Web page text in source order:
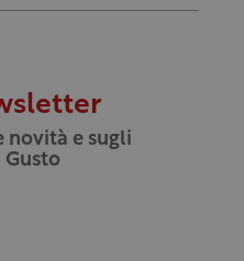
novità e sugli